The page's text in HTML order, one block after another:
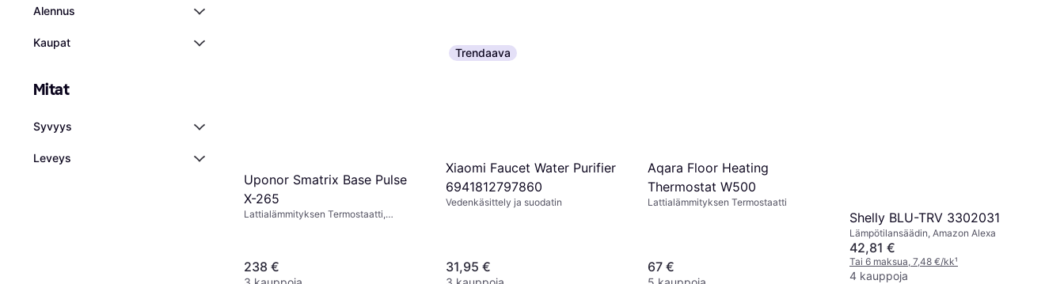
Alennus
Kaupat
Mitat
Syvyys
Leveys
Uponor Smatrix Base Pulse
X-265
Lattialämmityksen Termostaatti,
238 €
Trendaava
Xiaomi Faucet Water Purifier
6941812797860
Vedenkäsittely ja suodatin
31,95 €
Aqara Floor Heating
Thermostat W500
Lattialämmityksen Termostaatti
67 €
Shelly BLU-TRV 3302031
Lämpötilansäädin, Amazon Alexa
42,81 €
Tai 6 maksua, 7,48 €/kk¹
4 kauppoja